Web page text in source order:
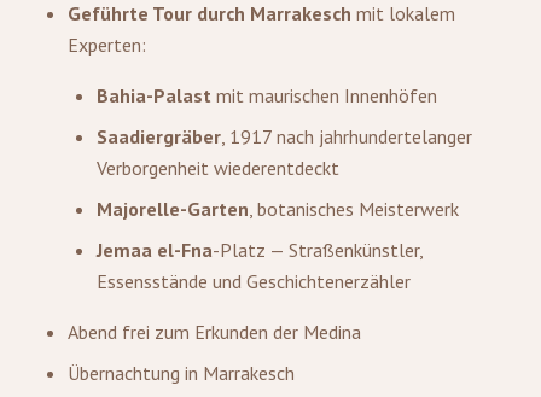
Geführte Tour durch Marrakesch mit lokalem
Experten:
Bahia-Palast mit maurischen Innenhöfen
Saadiergräber, 1917 nach jahrhundertelanger
Verborgenheit wiederentdeckt
Majorelle-Garten, botanisches Meisterwerk
Jemaa el-Fna-Platz — Straßenkünstler,
Essensstände und Geschichtenerzähler
Abend frei zum Erkunden der Medina
Übernachtung in Marrakesch